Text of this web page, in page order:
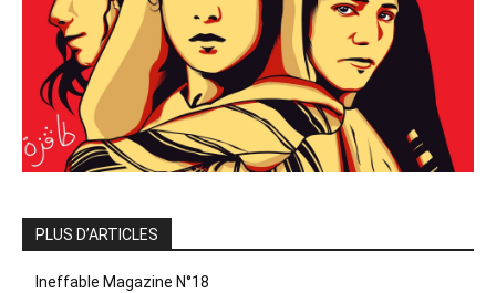
PLUS D’ARTICLES
Ineffable Magazine N°18